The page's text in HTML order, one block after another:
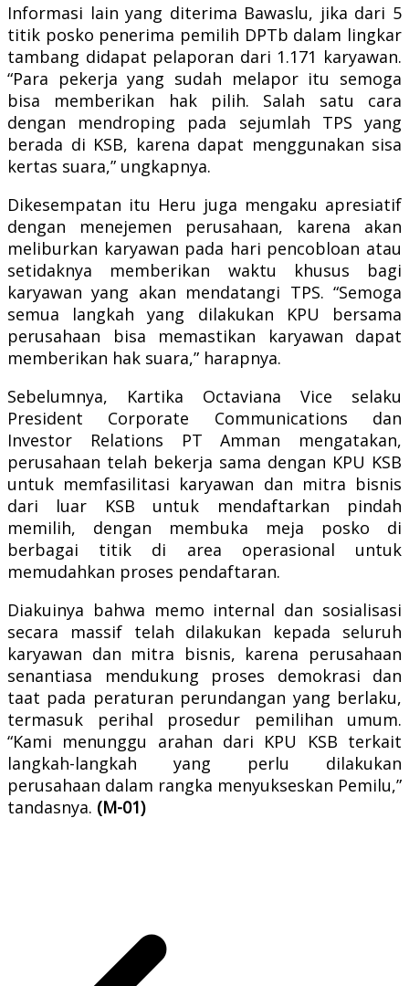
Informasi lain yang diterima Bawaslu, jika dari 5
titik posko penerima pemilih DPTb dalam lingkar
tambang didapat pelaporan dari 1.171 karyawan.
“Para pekerja yang sudah melapor itu semoga
bisa memberikan hak pilih. Salah satu cara
dengan mendroping pada sejumlah TPS yang
berada di KSB, karena dapat menggunakan sisa
kertas suara,” ungkapnya.
Dikesempatan itu Heru juga mengaku apresiatif
dengan menejemen perusahaan, karena akan
meliburkan karyawan pada hari pencobloan atau
setidaknya memberikan waktu khusus bagi
karyawan yang akan mendatangi TPS. “Semoga
semua langkah yang dilakukan KPU bersama
perusahaan bisa memastikan karyawan dapat
memberikan hak suara,” harapnya.
Sebelumnya, Kartika Octaviana Vice selaku
President Corporate Communications dan
Investor Relations PT Amman mengatakan,
perusahaan telah bekerja sama dengan KPU KSB
untuk memfasilitasi karyawan dan mitra bisnis
dari luar KSB untuk mendaftarkan pindah
memilih, dengan membuka meja posko di
berbagai titik di area operasional untuk
memudahkan proses pendaftaran.
Diakuinya bahwa memo internal dan sosialisasi
secara massif telah dilakukan kepada seluruh
karyawan dan mitra bisnis, karena perusahaan
senantiasa mendukung proses demokrasi dan
taat pada peraturan perundangan yang berlaku,
termasuk perihal prosedur pemilihan umum.
“Kami menunggu arahan dari KPU KSB terkait
langkah-langkah yang perlu dilakukan
perusahaan dalam rangka menyukseskan Pemilu,”
tandasnya. (M-01)